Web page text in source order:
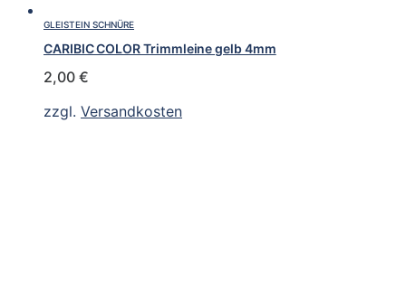
GLEISTEIN SCHNÜRE
CARIBIC COLOR Trimmleine gelb 4mm
2,00 €
zzgl. Versandkosten